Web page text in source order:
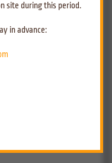
site during this period.
in advance:
Social-Media-